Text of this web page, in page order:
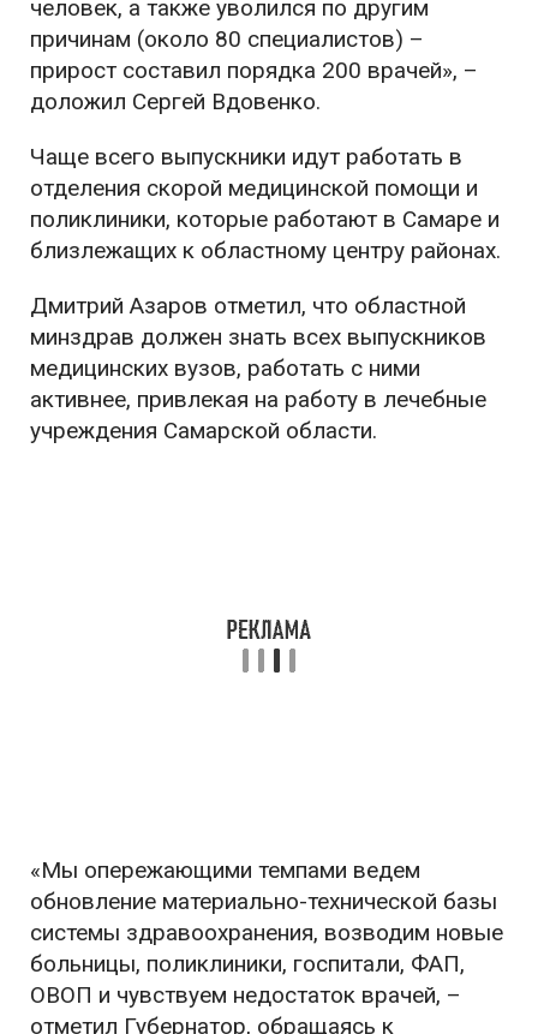
человек, а также уволился по другим
причинам (около 80 специалистов) –
прирост составил порядка 200 врачей», –
доложил Сергей Вдовенко.
Чаще всего выпускники идут работать в
отделения скорой медицинской помощи и
поликлиники, которые работают в Самаре и
близлежащих к областному центру районах.
Дмитрий Азаров отметил, что областной
минздрав должен знать всех выпускников
медицинских вузов, работать с ними
активнее, привлекая на работу в лечебные
учреждения Самарской области.
«Мы опережающими темпами ведем
обновление материально-технической базы
системы здравоохранения, возводим новые
больницы, поликлиники, госпитали, ФАП,
ОВОП и чувствуем недостаток врачей, –
отметил Губернатор, обращаясь к